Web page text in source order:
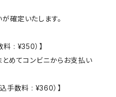
確定いたします。
: ¥350）】
めてコンビニからお支払い
手数料 : ¥360）】